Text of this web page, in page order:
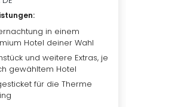
:
in einem
Hotel deiner Wahl
und weitere Extras, je
gewähltem Hotel
für die Therme